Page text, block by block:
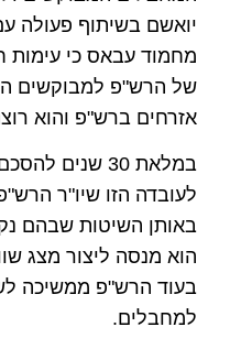
יואשם בשיתוף פעולה
מחמוד עבאס כי עימות
של הרש"פ למבוקשים
אזרחים ברש"פ והוא
במלאת 30
לעובדה הזו שיו"ר
באותן השיטות שבהם
הוא מנסה ליצור מצג
בעוד הרש"פ ממשיכה
למחבלים.